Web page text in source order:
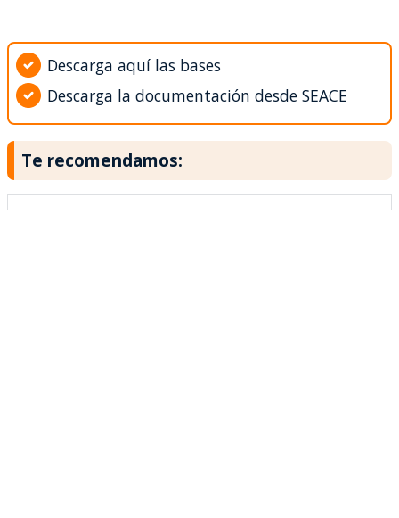
Descarga aquí las bases
Descarga la documentación desde SEACE
Te recomendamos: